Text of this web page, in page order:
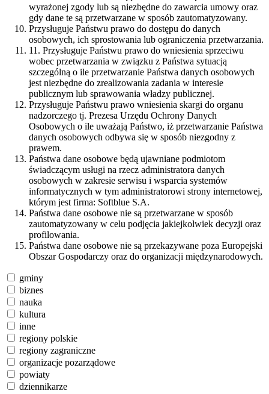
wyrażonej zgody lub są niezbędne do zawarcia umowy oraz
gdy dane te są przetwarzane w sposób zautomatyzowany.
Przysługuje Państwu prawo do dostępu do danych
osobowych, ich sprostowania lub ograniczenia przetwarzania.
11. Przysługuje Państwu prawo do wniesienia sprzeciwu
wobec przetwarzania w związku z Państwa sytuacją
szczególną o ile przetwarzanie Państwa danych osobowych
jest niezbędne do zrealizowania zadania w interesie
publicznym lub sprawowania władzy publicznej.
Przysługuje Państwu prawo wniesienia skargi do organu
nadzorczego tj. Prezesa Urzędu Ochrony Danych
Osobowych o ile uważają Państwo, iż przetwarzanie Państwa
danych osobowych odbywa się w sposób niezgodny z
prawem.
Państwa dane osobowe będą ujawniane podmiotom
świadczącym usługi na rzecz administratora danych
osobowych w zakresie serwisu i wsparcia systemów
informatycznych w tym administratorowi strony internetowej,
którym jest firma: Softblue S.A.
Państwa dane osobowe nie są przetwarzane w sposób
zautomatyzowany w celu podjęcia jakiejkolwiek decyzji oraz
profilowania.
Państwa dane osobowe nie są przekazywane poza Europejski
Obszar Gospodarczy oraz do organizacji międzynarodowych.
gminy
biznes
nauka
kultura
inne
regiony polskie
regiony zagraniczne
organizacje pozarządowe
powiaty
dziennikarze